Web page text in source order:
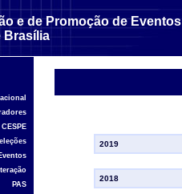
e de Promoção de Eventos
CESPE
PAS
2019
2018